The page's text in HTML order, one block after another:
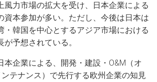
風力市場の拡大を受け、日本企業による
資本参加が多い。ただし、今後は日本は
・韓国を中心とするアジア市場における
予想されている。
本企業による、開発・建設・O&M（オ
テナンス）で先行する欧州企業の知見